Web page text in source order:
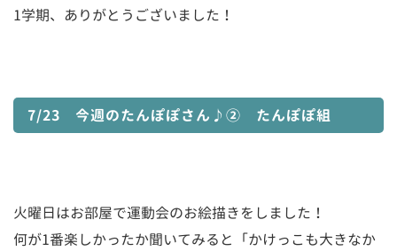
1学期、ありがとうございました！
7/23 今週のたんぽぽさん♪② たんぽぽ組
火曜日はお部屋で運動会のお絵描きをしました！
何が1番楽しかったか聞いてみると「かけっこも大きなか